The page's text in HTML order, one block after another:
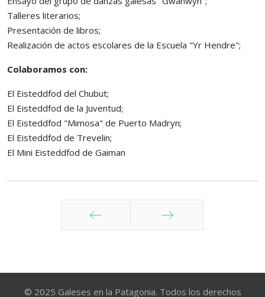
Talleres literarios;
Presentación de libros;
Realización de actos escolares de la Escuela "Yr Hendre";
Colaboramos con:
El Eisteddfod del Chubut;
El Eisteddfod de la Juventud;
El Eisteddfod "Mimosa" de Puerto Madryn;
El Eisteddfod de Trevelin;
El Mini Eisteddfod de Gaiman
© 2025 Galeses en la Patagonia. Todos los derechos